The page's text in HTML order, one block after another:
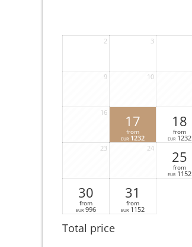
2 3
9 10
16
17
from
EUR 1232
18
from
EUR 1232
23 24
25
from
EUR 1152
30
from
EUR 996
31
from
EUR 1152
Total price